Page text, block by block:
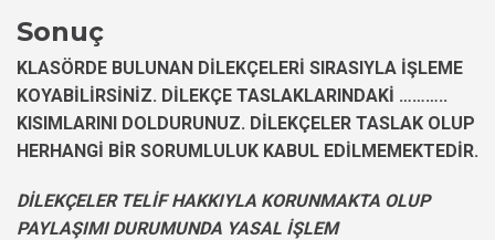
Sonuç
KLASÖRDE BULUNAN DİLEKÇELERİ SIRASIYLA İŞLEME
KOYABİLİRSİNİZ. DİLEKÇE TASLAKLARINDAKİ ………..
KISIMLARINI DOLDURUNUZ. DİLEKÇELER TASLAK OLUP
HERHANGİ BİR SORUMLULUK KABUL EDİLMEMEKTEDİR.
DİLEKÇELER TELİF HAKKIYLA KORUNMAKTA OLUP
PAYLAŞIMI DURUMUNDA YASAL İŞLEM